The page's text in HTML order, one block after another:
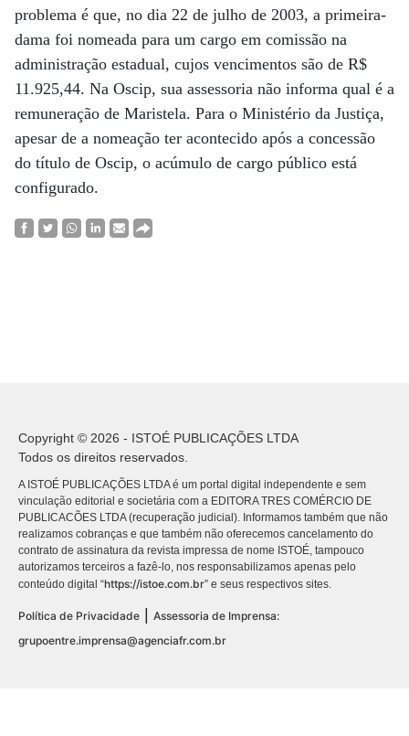
problema é que, no dia 22 de julho de 2003, a primeira-
dama foi nomeada para um cargo em comissão na
administração estadual, cujos vencimentos são de R$
11.925,44. Na Oscip, sua assessoria não informa qual é a
remuneração de Maristela. Para o Ministério da Justiça,
apesar de a nomeação ter acontecido após a concessão
do título de Oscip, o acúmulo de cargo público está
configurado.
Copyright © 2026 - ISTOÉ PUBLICAÇÕES LTDA
Todos os direitos reservados.
A ISTOÉ PUBLICAÇÕES LTDA é um portal digital independente e sem
vinculação editorial e societária com a EDITORA TRES COMÉRCIO DE
PUBLICACÕES LTDA (recuperação judicial). Informamos também que não
realizamos cobranças e que também não oferecemos cancelamento do
contrato de assinatura da revista impressa de nome ISTOÉ, tampouco
autorizamos terceiros a fazê-lo, nos responsabilizamos apenas pelo
conteúdo digital “https://istoe.com.br” e seus respectivos sites.
Política de Privacidade | Assessoria de Imprensa:
grupoentre.imprensa@agenciafr.com.br